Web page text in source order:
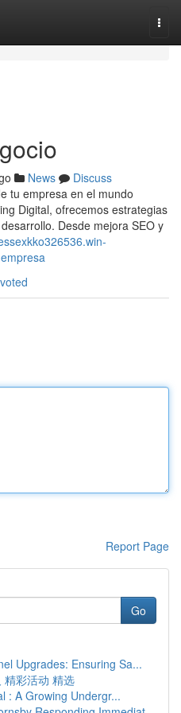
News
Discuss
tu empresa en el mundo
Digital, ofrecemos estrategias
Desde mejora SEO y
Report Page
Go
Upgrades: Ensuring Sa...
精彩活动 精选
: A Growing Undergr...